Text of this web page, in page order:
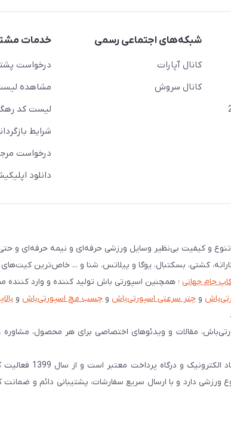
شبکه‌های اجتماعی رسمی
کانال آپارات
کانال سروش
خدمات
درخواست
مشاهده
لیست کد
شرایط
درخواست
دانلود
تنوع و کیفیت بی‌نظیر وسایل ورزشی حرفه‌ای و نیمه حرفه‌ای و
کشتی، بسکتبال، یوگا و پیلاتس، شنا و ... خاص‌ترین کیت‌های
جام جهانی ؛ همچنین اسپورتی باش تولید کننده و وارد
و چتر سرعتی اسپورتی‌باش و چسب مچ اسپورتی‌باش و
مقالات و ویدئوهای اختصاصی برای هر محصول، مشاوره
اسپورتی‌ باش را همه میشناسند!
دارد و با ارسال سریع سفارشات، پشتیبانی دائم و